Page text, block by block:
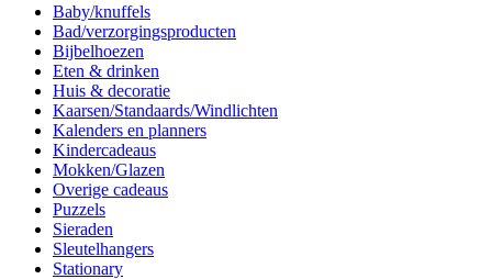
Baby/knuffels
Bad/verzorgingsproducten
Bijbelhoezen
Eten & drinken
Huis & decoratie
Kaarsen/Standaards/Windlichten
Kalenders en planners
Kindercadeaus
Mokken/Glazen
Overige cadeaus
Puzzels
Sieraden
Sleutelhangers
Stationary